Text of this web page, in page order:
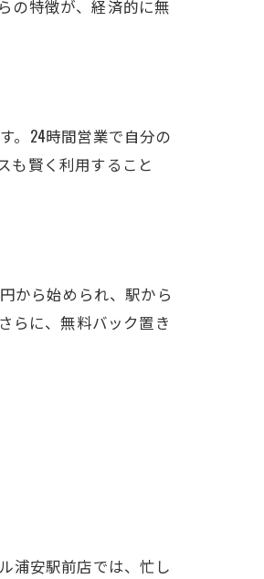
の特徴が、経済的に無
。24時間営業で自分の
も賢く利用すること
から始められ、駅から
らに、無料バック置き
浦安駅前店では、忙し